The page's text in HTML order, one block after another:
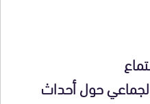
حول أحداث